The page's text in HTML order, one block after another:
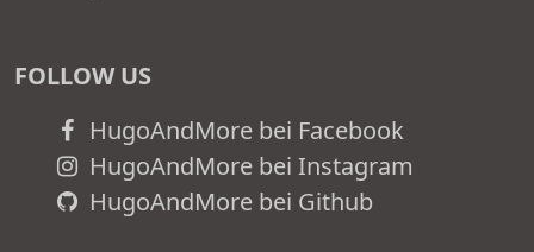
FOLLOW US
HugoAndMore bei Facebook
HugoAndMore bei Instagram
HugoAndMore bei Github